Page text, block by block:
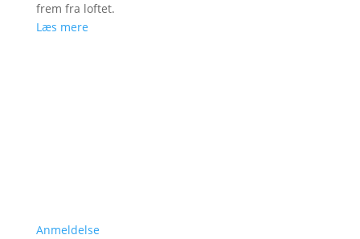
frem fra loftet.
Læs mere
Anmeldelse